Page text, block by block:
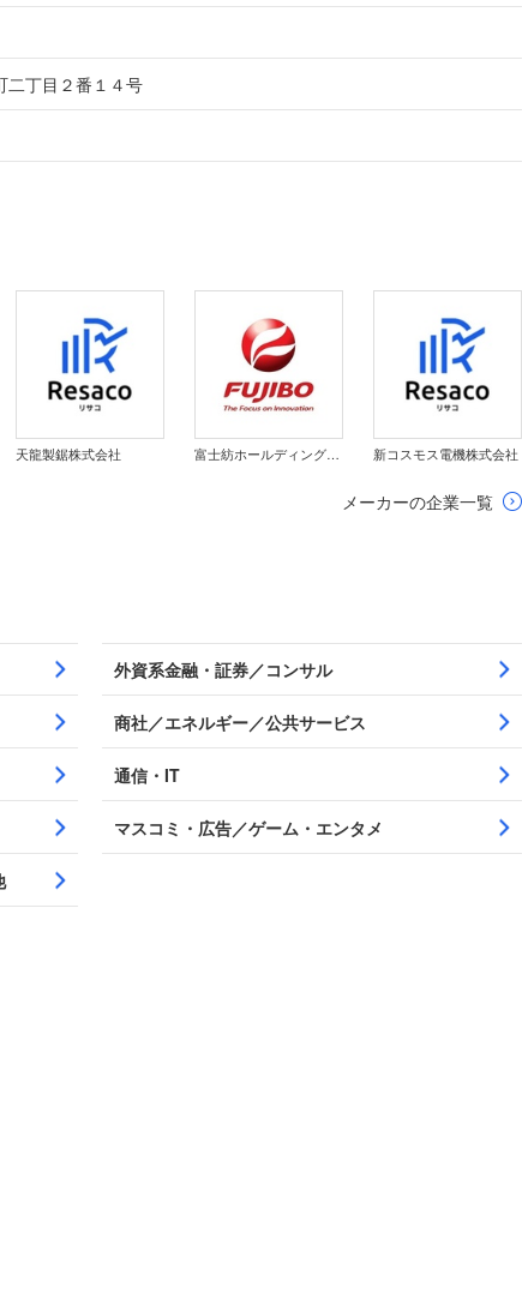
二丁目２番１４号
天龍製鋸株式会社 富士紡ホールディングス株式会社 新コスモス電機株式会社
メーカーの企業一覧
外資系金融・証券／コンサル
商社／エネルギー／公共サービス
通信・IT
マスコミ・広告／ゲーム・エンタメ